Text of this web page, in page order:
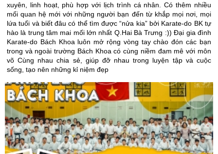
xuyên, linh hoạt, phù hợp với lịch trình cá nhân. Có thêm nhiều
mối quan hệ mới với những người bạn đến từ khắp mọi nơi, mọi
lứa tuổi và biết đâu có thể tìm được “nửa kia” bởi Karate-do BK tự
hào là trung tâm mai mối lớn nhất Q.Hai Bà Trưng :)) Đại gia đình
Karate-do Bách Khoa luôn mở rộng vòng tay chào đón các bạn
trong và ngoài trường Bách Khoa có cùng niềm đam mê với môn
võ Cùng nhau chia sẻ, giúp đỡ nhau trong luyện tập và cuộc
sống, tạo nên những kỉ niệm đẹp